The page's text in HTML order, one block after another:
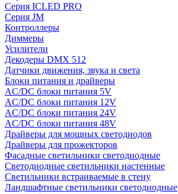
Серия ICLED PRO
Серия JM
Контроллеры
Диммеры
Усилители
Декодеры DMX 512
Датчики движения, звука и света
Блоки питания и драйверы
AC/DC блоки питания 5V
AC/DC блоки питания 12V
AC/DC блоки питания 24V
AC/DC блоки питания 48V
Драйверы для мощных светодиодов
Драйверы для прожекторов
Фасадные светильники светодиодные
Светодиодные светильники настенные
Светильники встраиваемые в стену
Ландшафтные светильники светодиодные